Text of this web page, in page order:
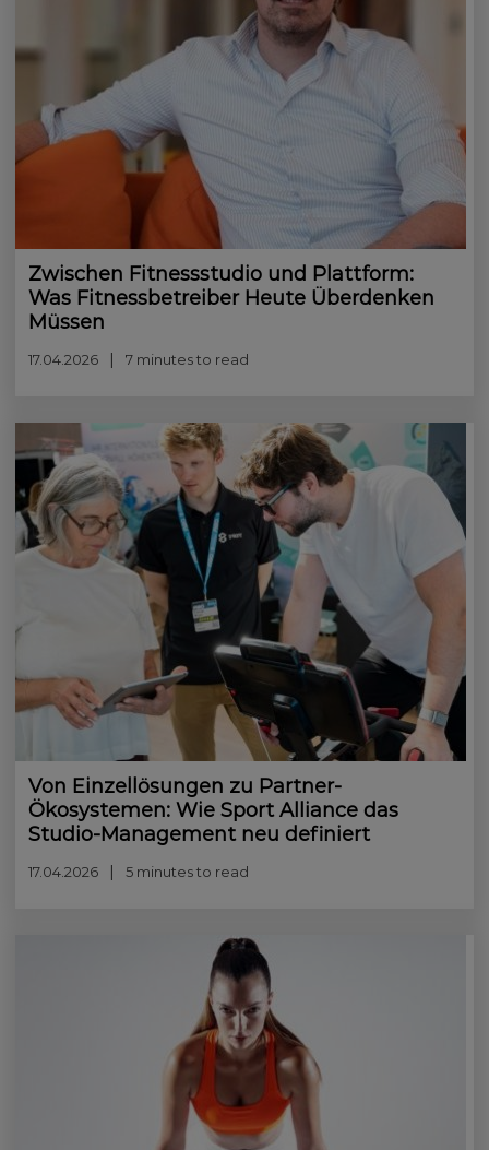
Zwischen Fitnessstudio und Plattform:
Was Fitnessbetreiber Heute Überdenken
Müssen
17.04.2026 7 minutes to read
Von Einzellösungen zu Partner-
Ökosystemen: Wie Sport Alliance das
Studio-Management neu definiert
17.04.2026 5 minutes to read